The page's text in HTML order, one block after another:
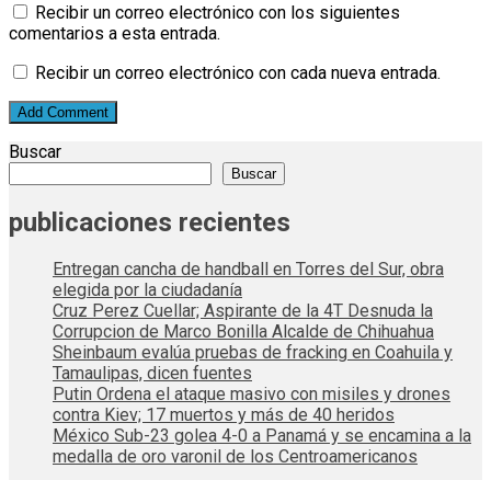
Recibir un correo electrónico con los siguientes
comentarios a esta entrada.
Recibir un correo electrónico con cada nueva entrada.
Buscar
Buscar
publicaciones recientes
Entregan cancha de handball en Torres del Sur, obra
elegida por la ciudadanía
Cruz Perez Cuellar; Aspirante de la 4T Desnuda la
Corrupcion de Marco Bonilla Alcalde de Chihuahua
Sheinbaum evalúa pruebas de fracking en Coahuila y
Tamaulipas, dicen fuentes
Putin Ordena el ataque masivo con misiles y drones
contra Kiev; 17 muertos y más de 40 heridos
México Sub-23 golea 4-0 a Panamá y se encamina a la
medalla de oro varonil de los Centroamericanos